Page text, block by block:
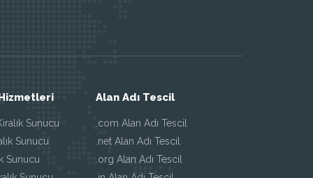
Sunucu
Sunucu
Sunucu
Alan Adı Tescil
.com Alan Adı Tescil
.net Alan Adı Tescil
.org Alan Adı Tescil